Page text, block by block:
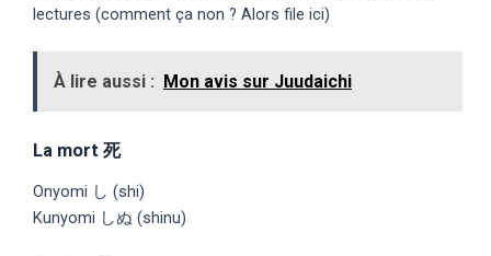
lectures (comment ça non ? Alors file ici)
À lire aussi : Mon avis sur Juudaichi
La mort 死
Onyomi し (shi)
Kunyomi しぬ (shinu)